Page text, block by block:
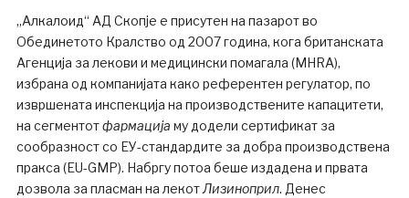
„Алкалоид“ АД Скопје е присутен на пазарот во
Обединетото Кралство од 2007 година, кога британската
Агенција за лекови и медицински помагала (MHRA),
избрана од компанијата како референтен регулатор, по
извршената инспекција на производствените капацитети,
на сегментотфармација му додели сертификат за
сообразност со ЕУ-стандардите за добра производствена
пракса (ЕU-GMP). Набргу потоа беше издадена и првата
дозвола за пласман на лекотЛизиноприл. Денес